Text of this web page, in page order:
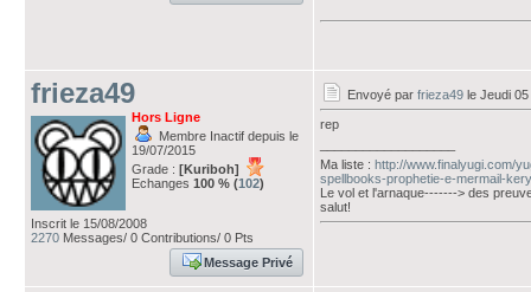
frieza49
Hors Ligne
Membre Inactif depuis le
19/07/2015
Grade : [Kuriboh]
Echanges 100 % (102)
Inscrit le 15/08/2008
2270 Messages/ 0 Contributions/ 0 Pts
Message Privé
Envoyé par frieza49 le Jeudi
rep
Ma liste : http://www.finalyugi.com/
spellbooks-prophetie-e-mermail-
Le vol et l'arnaque-------> des
salut!